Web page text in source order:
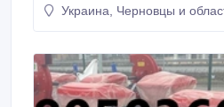
найжорсткішим умовам праці.
Украина, Черновцы и